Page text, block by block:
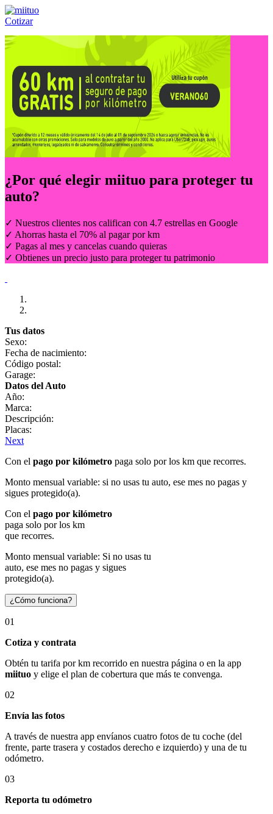
Cotizar
Llámanos al:(55) 84-21-05-00 ó
¿Por qué elegir miituo para proteger tu
auto?
✓ Nuestros clientes nos califican con 4.7 estrellas en Google
✓ Ahorras hasta el 70% al pagar por km
✓ Pagas al mes y cancelas cuando quieras
✓ Obtienes un precio justo para proteger tu patrimonio
Tus datos
Sexo:
Fecha de nacimiento:
Código postal:
Garage:
Datos del Auto
Año:
Marca:
Descripción:
Placas:
Next
Con el pago por kilómetro paga solo por los km que recorres.
Monto mensual variable: si no usas tu auto, ese mes no pagas y
sigues protegido(a).
Con el pago por kilómetro
paga solo por los km
que recorres.
Monto mensual variable: Si no usas tu
auto, ese mes no pagas y sigues
protegido(a).
¿Cómo funciona?
01
Cotiza y contrata
Obtén tu tarifa por km recorrido en nuestra página o en la app
miituo y elige el plan de cobertura que más te convenga.
02
Envía las fotos
A través de nuestra app envíanos cuatro fotos de tu coche (del
frente, parte trasera y costados derecho e izquierdo) y una de tu
odómetro.
03
Reporta tu odómetro